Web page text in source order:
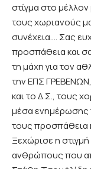
στίγμα στο
τους χωριανούς
συνέχεια…. Σας
προσπάθεια και
τη μάχη για τον
την ΕΠΣ
και το Δ.Σ., τους
μέσα ενημέρωσης
τους προσπάθεια
Ξεχώρισε η
ανθρώπους που